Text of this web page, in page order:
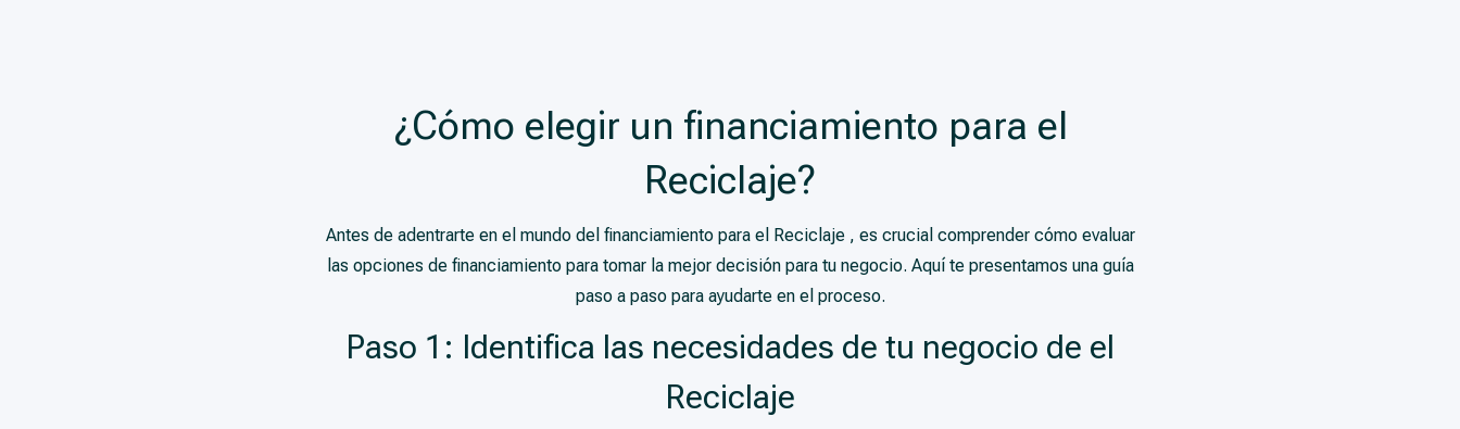
¿Cómo elegir un financiamiento para el
Reciclaje?
Antes de adentrarte en el mundo del financiamiento para el Reciclaje , es crucial comprender cómo evaluar
las opciones de financiamiento para tomar la mejor decisión para tu negocio. Aquí te presentamos una guía
paso a paso para ayudarte en el proceso.
Paso 1: Identifica las necesidades de tu negocio de el
Reciclaje